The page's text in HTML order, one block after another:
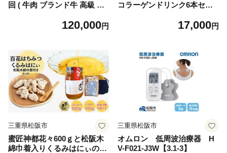
回 ( 牛肉 ブランド牛 高級 和
便 お肉定期便 牛肉定期便 す
霜降り 牛肉 定期便 三重県 松
阪市 松阪牛 定期便 ) 【12-1
4】
120,000円
コラーゲンドリンク6本セッ
17,000円
三重県松阪市
蜜匠神都花々600ｇと松阪木
綿巾着入りくるみはにぃのセ
三重県松阪市
オムロン 低周波治療器 H
V-F021-J3W【3.1-3】